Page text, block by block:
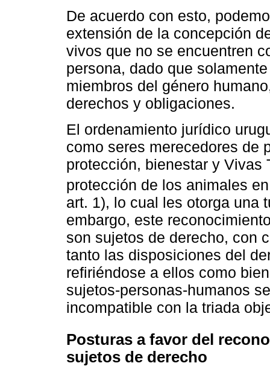
De acuerdo con esto,
extensión de la concepción
vivos que no se encuentren
persona, dado que
miembros del género
derechos y obligaciones.
El ordenamiento jurídico
como seres merecedores de
protección, bienestar y Vivas
protección de los animales
art. 1), lo cual les otorga una
embargo, este
son sujetos de derecho, con
tanto las disposiciones del
refiriéndose a ellos como
sujetos-personas-humanos
incompatible con la triada
Posturas a favor del
sujetos de derecho